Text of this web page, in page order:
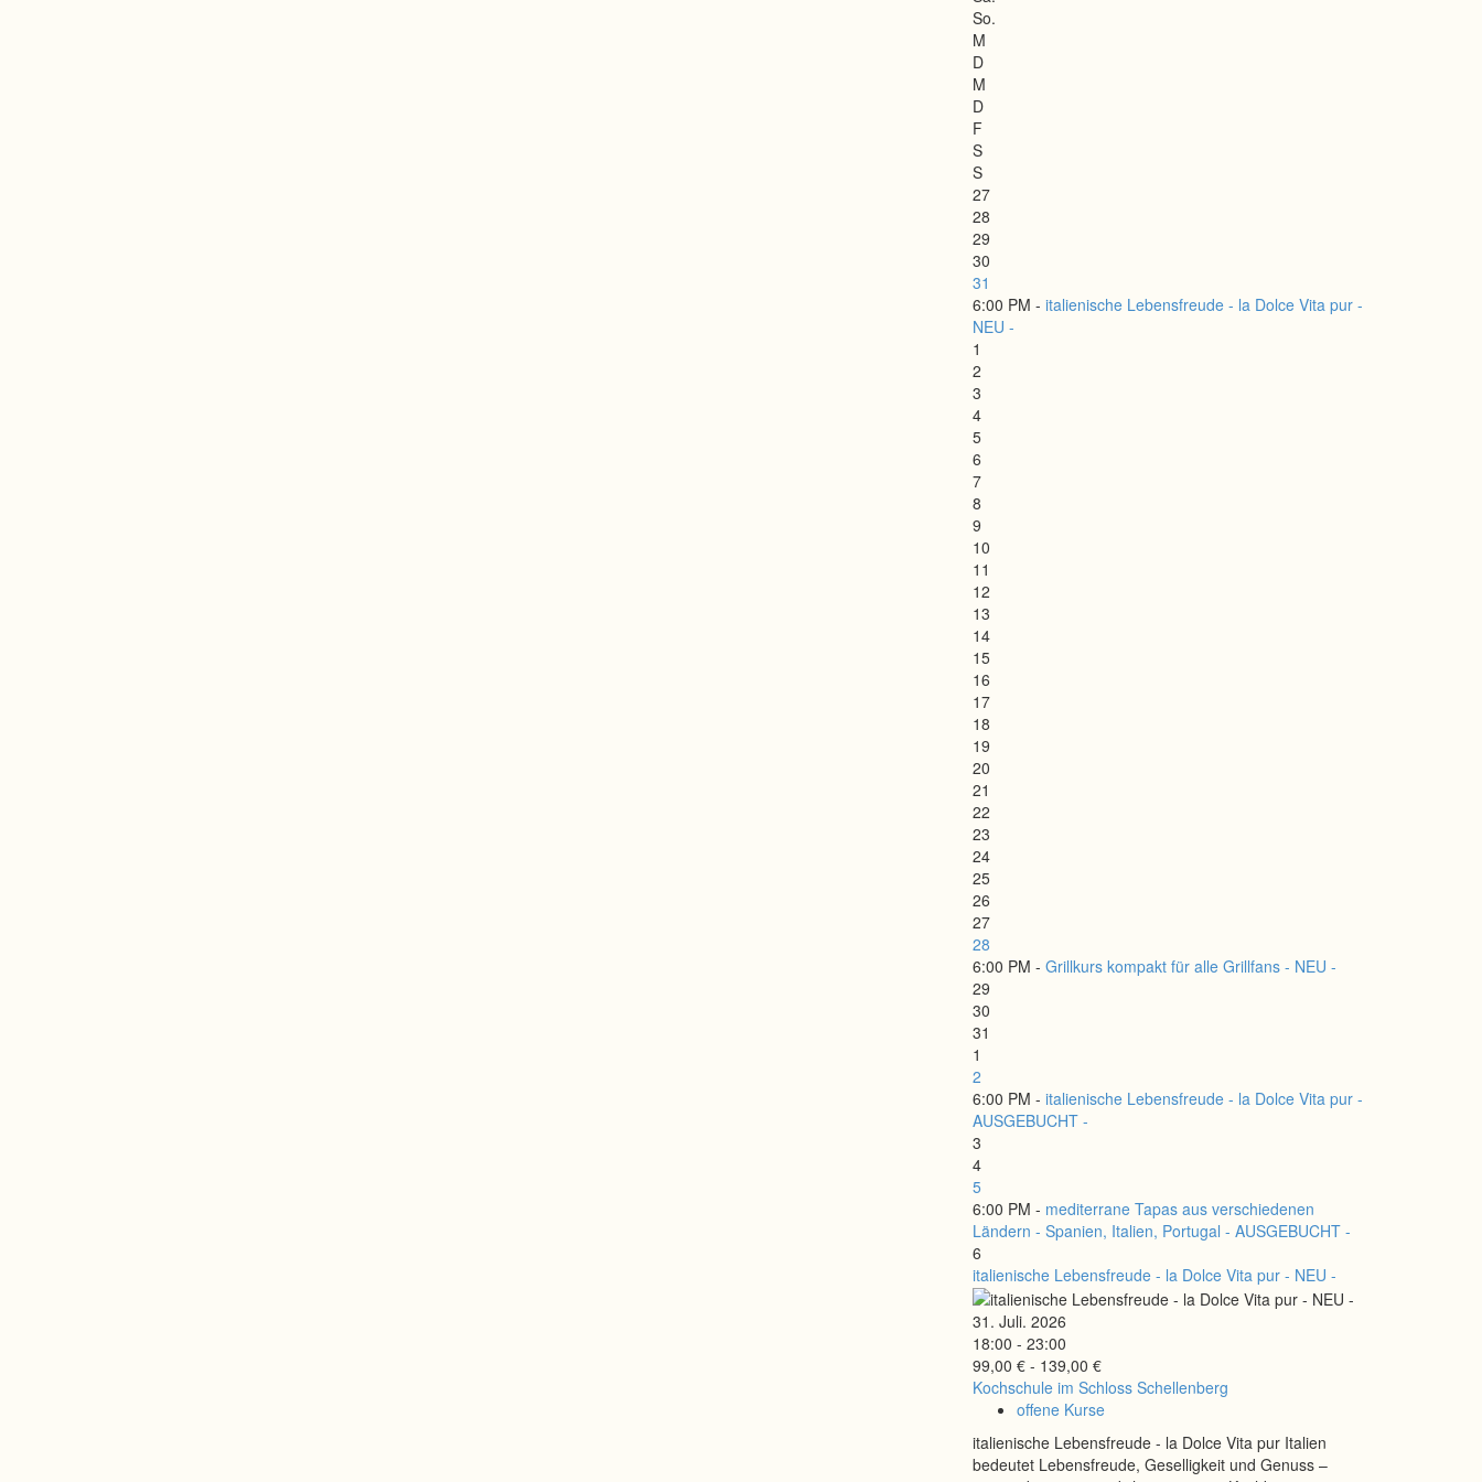
So.
M
D
M
D
F
S
S
27
28
29
30
31
6:00 PM - italienische Lebensfreude - la Dolce Vita pur -
NEU -
1
2
3
4
5
6
7
8
9
10
11
12
13
14
15
16
17
18
19
20
21
22
23
24
25
26
27
28
6:00 PM - Grillkurs kompakt für alle Grillfans - NEU -
29
30
31
1
2
6:00 PM - italienische Lebensfreude - la Dolce Vita pur -
AUSGEBUCHT -
3
4
5
6:00 PM - mediterrane Tapas aus verschiedenen
Ländern - Spanien, Italien, Portugal - AUSGEBUCHT -
6
italienische Lebensfreude - la Dolce Vita pur - NEU -
31. Juli. 2026
18:00 - 23:00
99,00 € - 139,00 €
Kochschule im Schloss Schellenberg
offene Kurse
italienische Lebensfreude - la Dolce Vita pur Italien
bedeutet Lebensfreude, Geselligkeit und Genuss –